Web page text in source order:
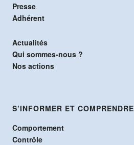
Presse
Adhérent
Actualités
Qui sommes-nous ?
Nos actions
S’INFORMER ET COMPRENDRE
Comportement
Contrôle